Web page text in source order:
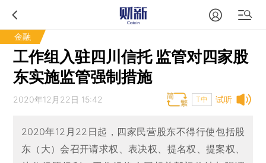
金融
工作组入驻四川信托 监管对四家股
东实施监管强制措施
试听
2020年12月22日 15:42 T中
2020年12月22日起，四家民营股东不得行使包括股
东（大）会召开请求权、表决权、提名权、提案权、